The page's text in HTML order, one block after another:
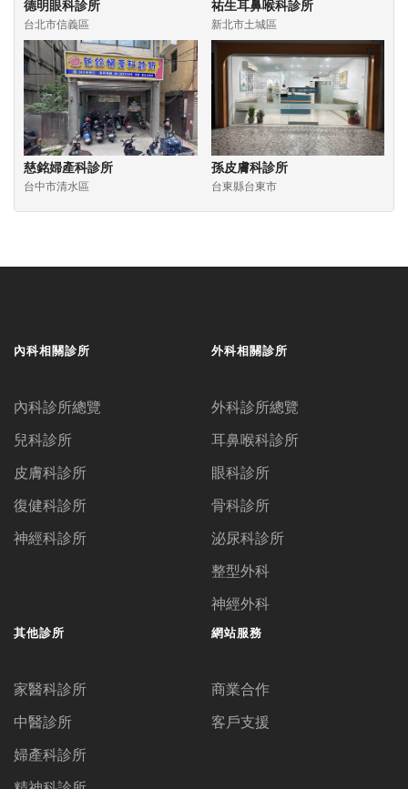
德明眼科診所
台北市信義區
祐生耳鼻喉科診所
新北市土城區
慈銘婦產科診所
台中市清水區
孫皮膚科診所
台東縣台東市
內科相關診所
內科診所總覽
兒科診所
皮膚科診所
復健科診所
神經科診所
外科相關診所
外科診所總覽
耳鼻喉科診所
眼科診所
骨科診所
泌尿科診所
整型外科
神經外科
其他診所
家醫科診所
中醫診所
婦產科診所
網站服務
商業合作
客戶支援